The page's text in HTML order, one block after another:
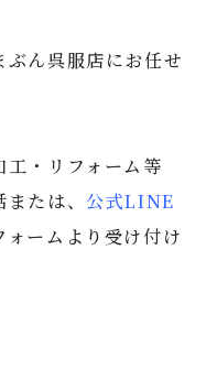
ん呉服店にお任せ
・リフォーム等
たは、 公式LINE
ームより受け付け